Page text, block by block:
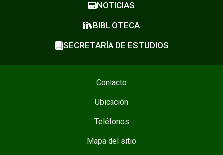
NOTICIAS
BIBLIOTECA
SECRETARÍA DE ESTUDIOS
Contacto
Ubicación
Teléfonos
Mapa del sitio